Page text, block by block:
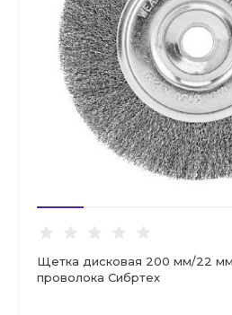
Щетка дисковая 200 мм/22
проволока Сибртех